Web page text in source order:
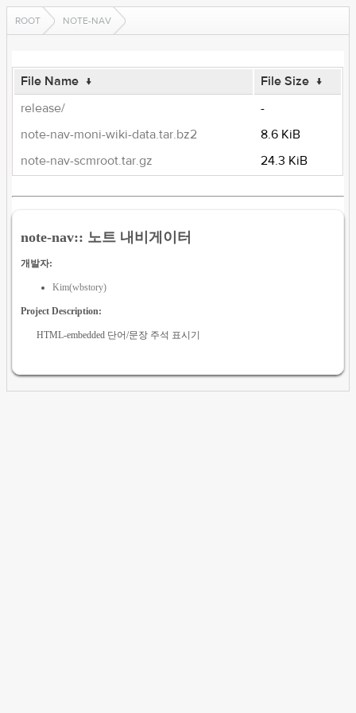
ROOT NOTE-NAV
File Name ↓ File Size ↓
release/
-
note-nav-moni-wiki-data.tar.bz2
8.6 KiB
note-nav-scmroot.tar.gz
24.3 KiB
note-nav:: 노트 내비게이터
개발자:
Kim(wbstory)
Project Description:
HTML-embedded 단어/문장 주석 표시기